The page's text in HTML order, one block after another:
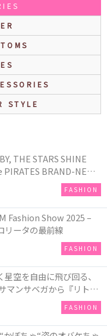
STYLE
THE STARS SHINE
BRAND-NEW
FASHION
Fashion Show 2025 –
リータの最前線
FASHION
空を自由に飛び回る、
マンサベガから『リトル
ニバーサリーイヤー』を
FASHION